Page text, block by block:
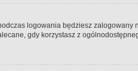
logowania będziesz zalogowany
gdy korzystasz z